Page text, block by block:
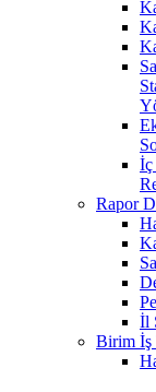
İç
Rapor
İl
Birim İş